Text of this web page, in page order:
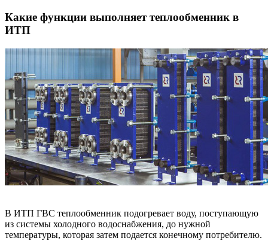
Какие функции выполняет теплообменник в
ИТП
В ИТП ГВС теплообменник подогревает воду, поступающую
из системы холодного водоснабжения, до нужной
температуры, которая затем подается конечному потребителю.